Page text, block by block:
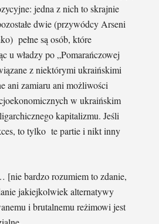
jedna z nich to skrajnie
dwie (przywódcy Arseni
pełne są osób, które
u władzy po „Pomarańczowej
z niektórymi ukraińskimi
ani zamiaru ani możliwości
w ukraińskim
kapitalizmu. Jeśli
to tylko te partie i nikt inny
bardzo rozumiem to zdanie,
jakiejkolwiek alternatywy
i brutalnemu reżimowi jest